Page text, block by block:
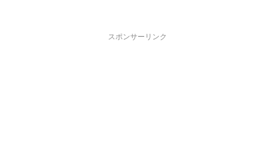
スポンサーリンク